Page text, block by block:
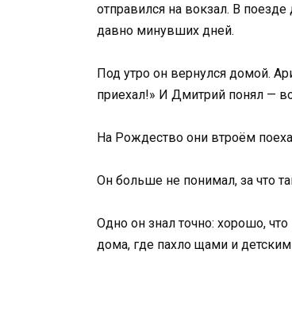
отправился на вокзал. В
давно минувших дней.
Под утро он вернулся домой.
приехал!» И Дмитрий понял —
На Рождество они втроём
Он больше не понимал, за что
Одно он знал точно: хорошо,
дома, где пахло щами и